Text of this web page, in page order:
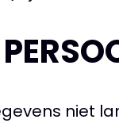
niet